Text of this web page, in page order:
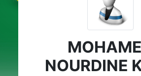
NOURDINE